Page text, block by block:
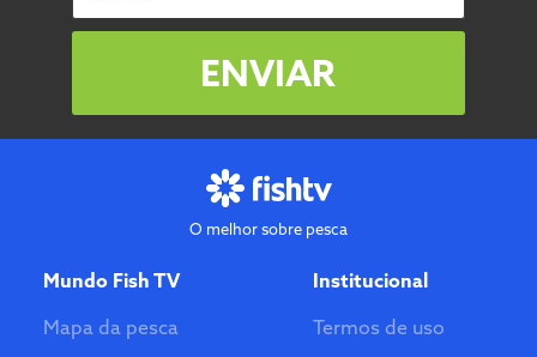
ENVIAR
O melhor sobre pesca
Mundo Fish TV
Mapa da pesca
Institucional
Termos de uso